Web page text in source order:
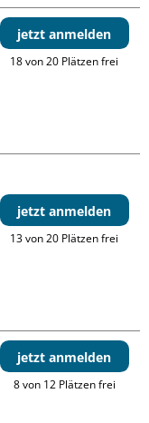
jetzt anmelden
18 von 20 Plätzen frei
jetzt anmelden
13 von 20 Plätzen frei
jetzt anmelden
8 von 12 Plätzen frei